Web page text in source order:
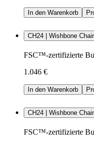
In den Warenkorb
CH24 | Wishbone Chair
FSC™-zertifizierte
1.046 €
In den Warenkorb
CH24 | Wishbone Chair
FSC™-zertifizierte